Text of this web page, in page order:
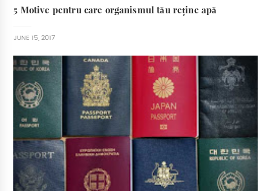
5 Motive pentru care organismul tău reține apă
JUNE 15, 2017